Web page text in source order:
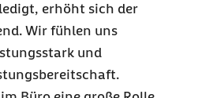
erhöht sich der
Wir fühlen uns
und